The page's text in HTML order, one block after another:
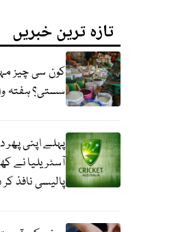
تازہ ترین خبریں
کون سی چیز
سستی؟ ہفتہ
پہلے اپنی
آسٹریلیا نے
پالیسی نافذ